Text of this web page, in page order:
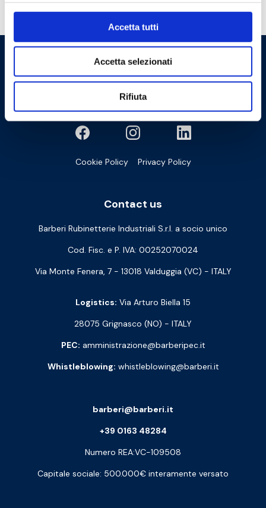
Accetta tutti
Accetta selezionati
Rifiuta
Do you need help?
Cookie Policy Privacy Policy
Contact us
Barberi Rubinetterie Industriali S.r.l. a socio unico
Cod. Fisc. e P. IVA: 00252070024
Via Monte Fenera, 7 - 13018 Valduggia (VC) - ITALY
Logistics: Via Arturo Biella 15
28075 Grignasco (NO) - ITALY
PEC: amministrazione@barberipec.it
Whistleblowing: whistleblowing@barberi.it
barberi@barberi.it
+39 0163 48284
Numero REA:VC-109508
Capitale sociale: 500.000€ interamente versato